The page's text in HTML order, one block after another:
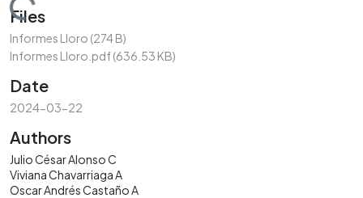
Loading...
Files
Informes Lloro (274 B)
Informes Lloro.pdf(636.53 KB)
Date
2024-03-22
Authors
Julio César Alonso C
Viviana Chavarriaga A
Oscar Andrés Castaño A